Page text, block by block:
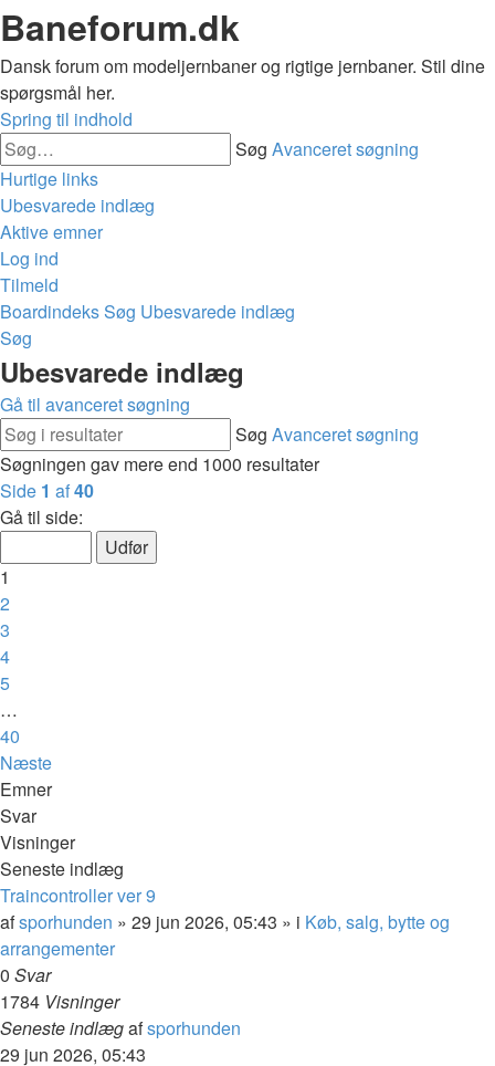
Baneforum.dk
Dansk forum om modeljernbaner og rigtige jernbaner. Stil dine
spørgsmål her.
Spring til indhold
Søg Avanceret søgning
Hurtige links
Ubesvarede indlæg
Aktive emner
Log ind
Tilmeld
BoardindeksSøg Ubesvarede indlæg
Søg
Ubesvarede indlæg
Gå til avanceret søgning
Søg Avanceret søgning
Søgningen gav mere end 1000 resultater
Side 1 af40
Gå til side:
1
2
3
4
5
…
40
Næste
Emner
Svar
Visninger
Seneste indlæg
Traincontroller ver 9
afsporhunden » 29 jun 2026, 05:43 » i Køb, salg, bytte og
arrangementer
0 Svar
1784 Visninger
Seneste indlægafsporhunden
29 jun 2026, 05:43